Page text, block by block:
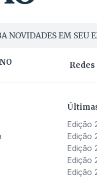
NOVIDADES EM SEU
Edição
Edição
Edição
Edição
Edição